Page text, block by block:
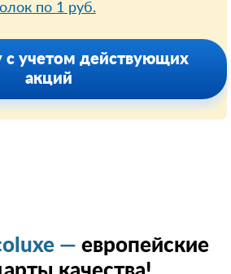
по 1 руб.
с учетом действующих
акций
— европейские